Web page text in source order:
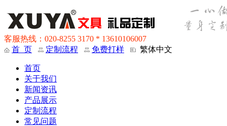
客服热线：020-8255 3170 * 13610106007
首 页
定制流程 免费打样 繁体中文
首页
关于我们
新闻资讯
产品展示
定制流程
常见问题